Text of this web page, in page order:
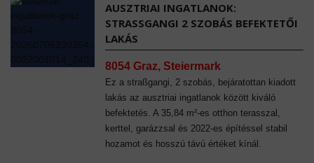
AUSZTRIAI INGATLANOK:
STRASSGANGI 2 SZOBÁS BEFEKTETŐI L
AKÁS
8054 Graz, Steiermark
Ez a straßgangi, 2 szobás, bejáratottan kiadott
lakás az ausztriai ingatlanok között kiváló
befektetés. A 35,84 m²-es otthon terasszal,
kerttel, garázzsal és 2022-es építéssel stabil
hozamot és hosszú távú értéket kínál.